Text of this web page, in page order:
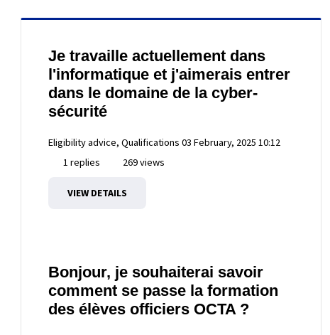
Je travaille actuellement dans
l'informatique et j'aimerais entrer
dans le domaine de la cyber-
sécurité
Eligibility advice, Qualifications 03 February, 2025 10:12
1 replies
269 views
VIEW DETAILS
Bonjour, je souhaiterai savoir
comment se passe la formation
des élèves officiers OCTA ?